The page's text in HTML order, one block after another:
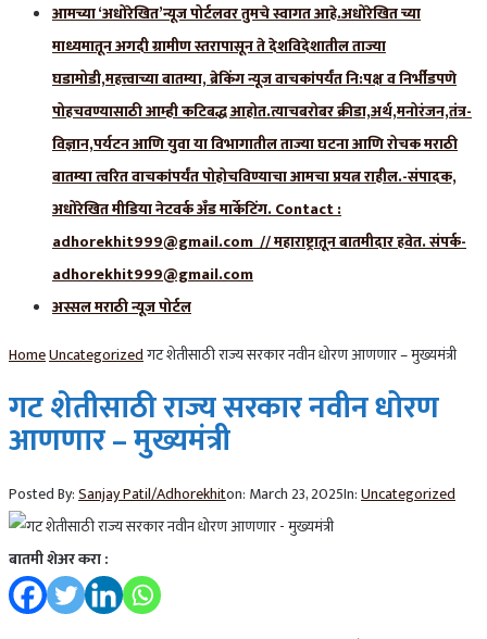
आमच्या ‘अधोरेखित’न्यूज पोर्टलवर तुमचे स्वागत आहे.अधोरेखित च्या
माध्यमातून अगदी ग्रामीण स्तरापासून ते देशविदेशातील ताज्या
घडामोडी,महत्त्वाच्या बातम्या, ब्रेकिंग न्यूज वाचकांपर्यंत नि:पक्ष व निर्भीडपणे
पोहचवण्यासाठी आम्ही कटिबद्ध आहोत.त्याचबरोबर क्रीडा,अर्थ,मनोरंजन,तंत्र-
विज्ञान,पर्यटन आणि युवा या विभागातील ताज्या घटना आणि रोचक मराठी
बातम्या त्वरित वाचकांपर्यंत पोहोचविण्याचा आमचा प्रयत्न राहील.-संपादक,
अधोरेखित मीडिया नेटवर्क अँड मार्केटिंग. Contact :
adhorekhit999@gmail.com // महाराष्ट्रातून बातमीदार हवेत. संपर्क-
adhorekhit999@gmail.com
अस्सल मराठी न्यूज पोर्टल
HomeUncategorizedगट शेतीसाठी राज्य सरकार नवीन धोरण आणणार – मुख्यमंत्री
गट शेतीसाठी राज्य सरकार नवीन धोरण
आणणार – मुख्यमंत्री
Posted By:Sanjay Patil/Adhorekhiton: March 23, 2025In:Uncategorized
बातमी शेअर करा :